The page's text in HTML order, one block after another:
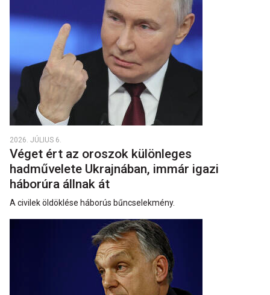
2026. JÚLIUS 6.
Véget ért az oroszok különleges
hadművelete Ukrajnában, immár igazi
háborúra állnak át
A civilek öldöklése háborús bűncselekmény.